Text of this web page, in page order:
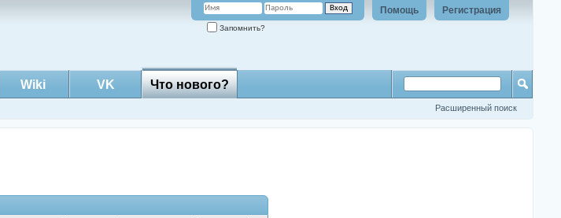
Регистрация
Помощь
Запомнить?
Wiki VK Что нового?
Расширенный поиск